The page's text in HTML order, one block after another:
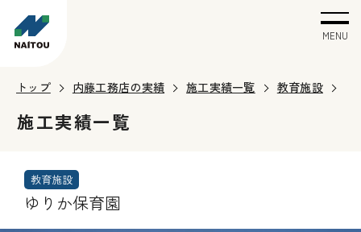
MENU
トップ 内藤工務店の実績 施工実績一覧 教育施設
施工実績一覧
教育施設
ゆりか保育園